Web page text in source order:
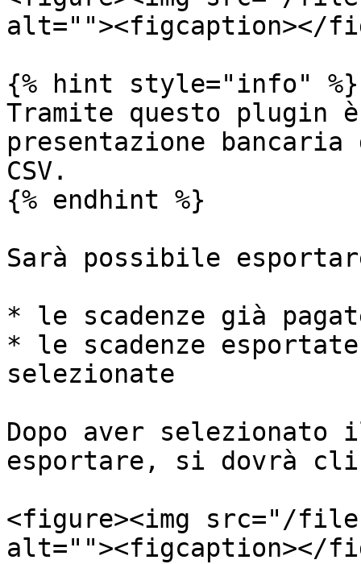
alt=""><figcaption></
{% hint style="info" %}
Tramite questo plugin
presentazione
CSV.
{% endhint %}
Sarà possibile
* le scadenze già
* le scadenze
selezionate
Dopo aver
esportare, si dovrà
<figure><img src="/files/
alt=""><figcaption></